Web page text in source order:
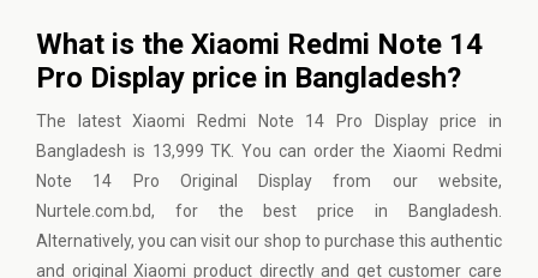
What is the Xiaomi Redmi Note 14
Pro Display price in Bangladesh?
The latest Xiaomi Redmi Note 14 Pro Display price in
Bangladesh is 13,999 TK. You can order the Xiaomi Redmi
Note 14 Pro Original Display from our website,
Nurtele.com.bd, for the best price in Bangladesh.
Alternatively, you can visit our shop to purchase this authentic
and original Xiaomi product directly and get customer care